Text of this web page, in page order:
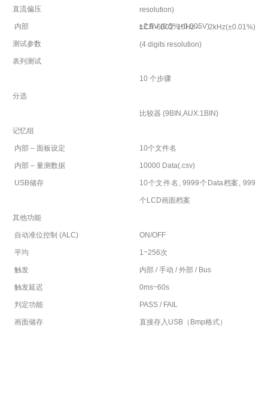
resolution)
LCR-6002: 10Hz～2kHz(±0.01%)
(4 digits resolution)
直流偏压
内部 ±2.5V (0.5%+0.005V)
测试参数
表列测试
10 个步骤
分选
比较器 (9BIN,AUX:1BIN)
记忆组
内部 –面板设定 10个文件名
内部 –量测数据 10000 Data(.csv)
USB储存 10个文件名 , 9999个 Data档案 , 999
个 LCD画面档案
其他功能
自动准位控制 (ALC) ON/OFF
平均 1~256次
触发 内部/手动 /外部/ Bus
触发延迟 0ms~60s
判定功能 PASS / FAIL
画面储存 直接存入 USB（ Bmp格式）